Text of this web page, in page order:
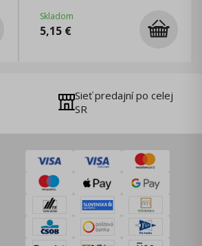
Skladom
5,15€
Sieť predajní po celej
SR